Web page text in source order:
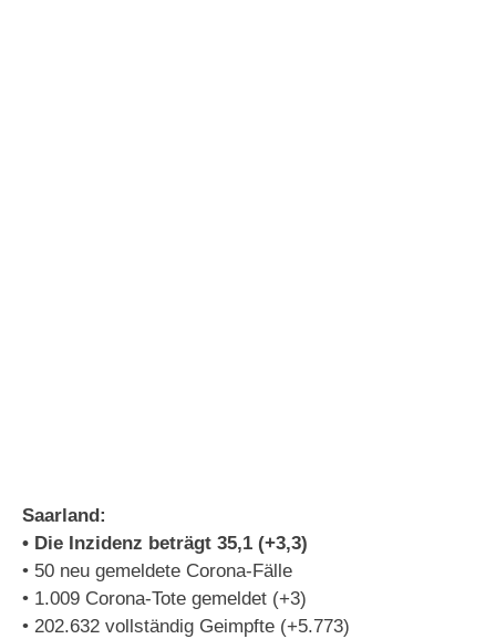
Saarland:
• Die Inzidenz beträgt 35,1 (+3,3)
• 50 neu gemeldete Corona-Fälle
• 1.009 Corona-Tote gemeldet (+3)
• 202.632 vollständig Geimpfte (+5.773)